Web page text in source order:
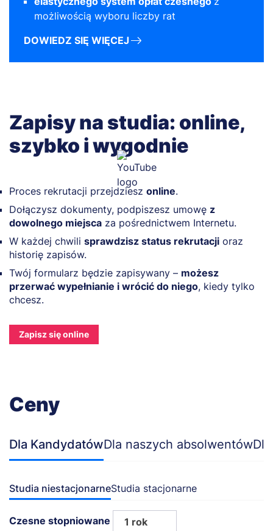
możliwością wyboru liczby rat
DOWIEDZ SIĘ WIĘCEJ
Zapisy na studia: online,
szybko i wygodnie
Proces rekrutacji przejdziesz online.
Dołączysz dokumenty, podpiszesz umowę z
dowolnego miejsca za pośrednictwem Internetu.
W każdej chwili sprawdzisz status rekrutacji oraz
historię zapisów.
Twój formularz będzie zapisywany – możesz
przerwać wypełnianie i wrócić do niego, kiedy tylko
chcesz.
Zapisz się online
Ceny
Dla KandydatówDla naszych absolwentów
Studia niestacjonarneStudia stacjonarne
Czesne stopniowane 1 rok